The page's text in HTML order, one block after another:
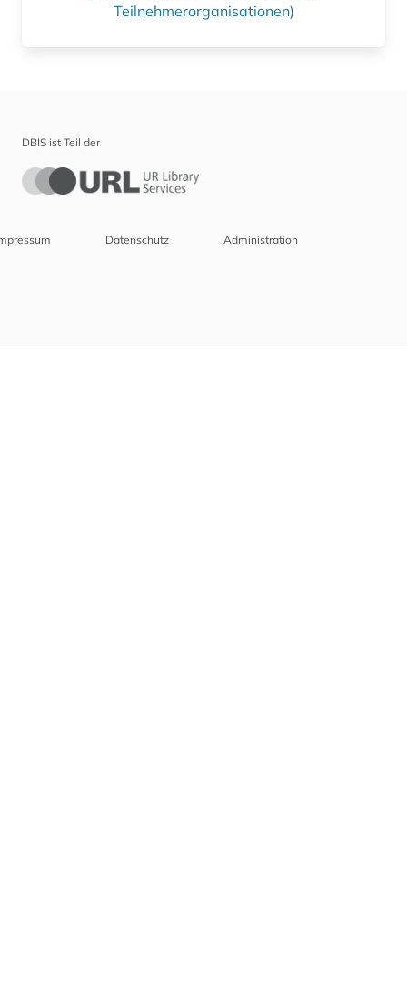
Teilnehmerorganisationen)
DBIS ist Teil der
Datenschutz Administration